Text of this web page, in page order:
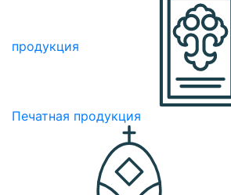
продукция
Печатная продукция